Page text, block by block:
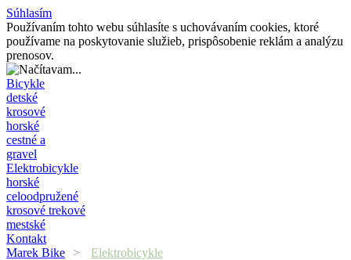
Súhlasím
Používaním tohto webu súhlasíte s uchovávaním cookies, ktoré
používame na poskytovanie služieb, prispôsobenie reklám a analýzu
prenosov.
Bicykle
detské
krosové
horské
cestné a
gravel
Elektrobicykle
horské
celoodpružené
krosové trekové
mestské
Kontakt
Marek Bike
> Elektrobicykle